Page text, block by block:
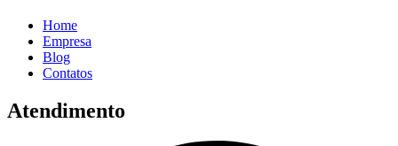
Home
Empresa
Blog
Contatos
Atendimento